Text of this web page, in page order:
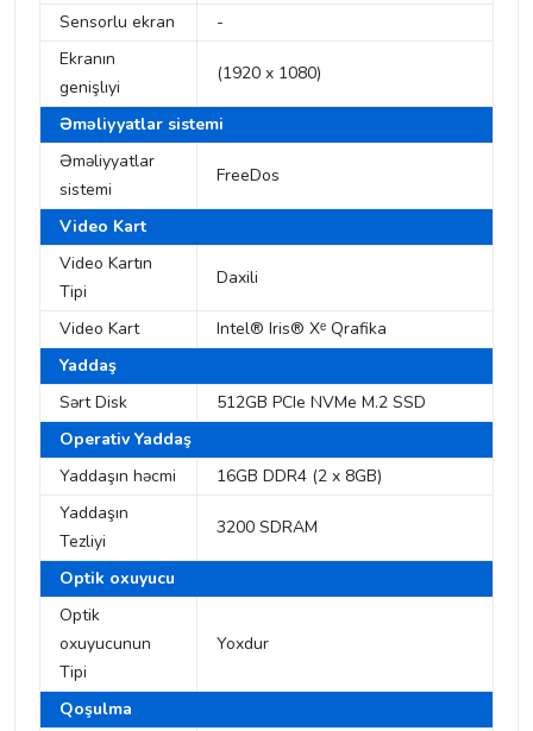
Sensorlu ekran
-
Ekranın
genişlıyi
(1920 x 1080)
Əməliyyatlar sistemi
Əməliyyatlar
sistemi
FreeDos
Video Kart
Video Kartın
Tipi
Daxili
Video Kart
Intel® Iris® Xᵉ Qrafika
Yaddaş
Sərt Disk
512GB PCIe NVMe M.2 SSD
Operativ Yaddaş
Yaddaşın həcmi
16GB DDR4 (2 x 8GB)
Yaddaşın
Tezliyi
3200 SDRAM
Optik oxuyucu
Optik
oxuyucunun
Tipi
Yoxdur
Qoşulma